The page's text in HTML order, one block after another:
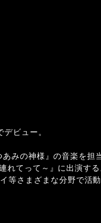
ビュー。
みの神様』の音楽を担
てって～』に出演する
等さまざまな分野で活動